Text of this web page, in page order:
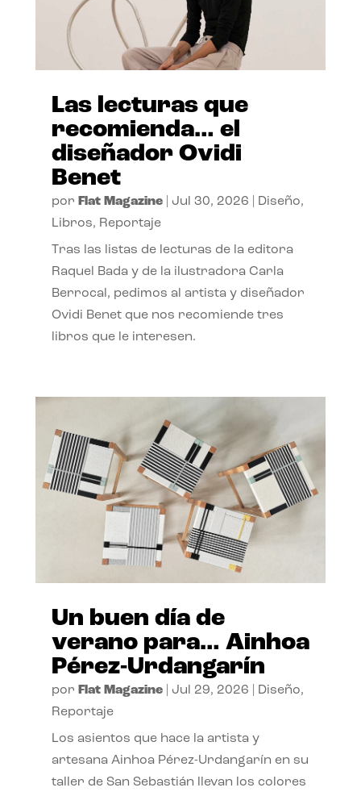
Las lecturas que
recomienda… el
diseñador Ovidi
Benet
por Flat Magazine| Jul 30, 2026 Diseño,
Libros, Reportaje
Tras las listas de lecturas de la editora
Raquel Bada y de la ilustradora Carla
Berrocal, pedimos al artista y diseñador
Ovidi Benet que nos recomiende tres
libros que le interesen.
Un buen día de
verano para… Ainhoa
Pérez-Urdangarín
por Flat Magazine| Jul 29, 2026 Diseño,
Reportaje
Los asientos que hace la artista y
artesana Ainhoa Pérez-Urdangarín en su
taller de San Sebastián llevan los colores